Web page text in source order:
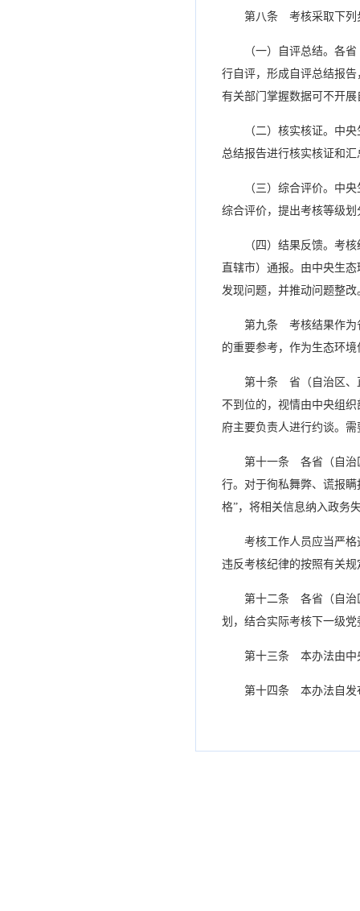
第八条 考核采取下列
（一）自评总结。各
行自评，形成自评总结报
有关部门掌握数据可不开展
（二）核实核证。中
总结报告进行核实核证和汇
（三）综合评价。中
综合评价，提出考核等级
（四）结果反馈。考
直辖市）通报。由中央生
发现问题，并推动问题整改
第九条 考核结果作为
的重要参考，作为生态环
第十条 省（自治区、
不到位的，视情由中央组
府主要负责人进行约谈。
第十一条 各省（自治
行。对于徇私舞弊、谎报
格”，将相关信息纳入政务
考核工作人员应当严
违反考核纪律的按照有关
第十二条 各省（自治
划，结合实际考核下一级
第十三条 本办法由中
第十四条 本办法自发